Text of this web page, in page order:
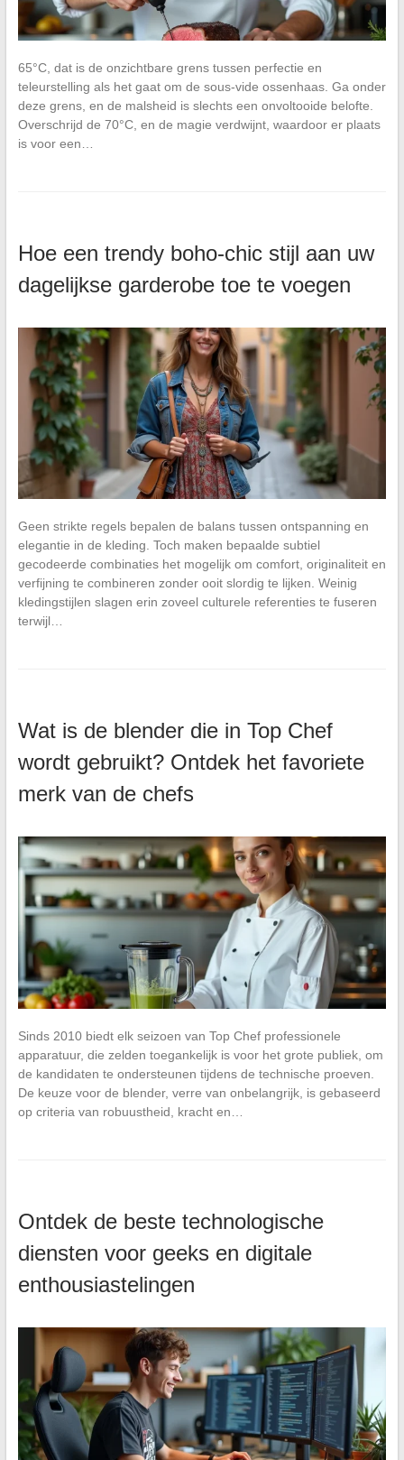
65°C, dat is de onzichtbare grens tussen perfectie en
teleurstelling als het gaat om de sous-vide ossenhaas. Ga onder
deze grens, en de malsheid is slechts een onvoltooide belofte.
Overschrijd de 70°C, en de magie verdwijnt, waardoor er plaats
is voor een…
Hoe een trendy boho-chic stijl aan uw
dagelijkse garderobe toe te voegen
Geen strikte regels bepalen de balans tussen ontspanning en
elegantie in de kleding. Toch maken bepaalde subtiel
gecodeerde combinaties het mogelijk om comfort, originaliteit en
verfijning te combineren zonder ooit slordig te lijken. Weinig
kledingstijlen slagen erin zoveel culturele referenties te fuseren
terwijl…
Wat is de blender die in Top Chef
wordt gebruikt? Ontdek het favoriete
merk van de chefs
Sinds 2010 biedt elk seizoen van Top Chef professionele
apparatuur, die zelden toegankelijk is voor het grote publiek, om
de kandidaten te ondersteunen tijdens de technische proeven.
De keuze voor de blender, verre van onbelangrijk, is gebaseerd
op criteria van robuustheid, kracht en…
Ontdek de beste technologische
diensten voor geeks en digitale
enthousiastelingen